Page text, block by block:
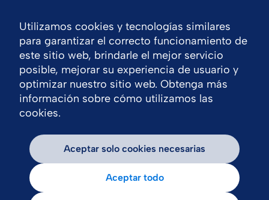
Utilizamos cookies y tecnologías similares
para garantizar el correcto funcionamiento de
este sitio web, brindarle el mejor servicio
posible, mejorar su experiencia de usuario y
optimizar nuestro sitio web. Obtenga más
información sobre cómo utilizamos las
cookies.
Aceptar solo cookies necesarias
Aceptar todo